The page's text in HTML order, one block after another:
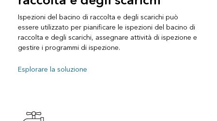
Ispezioni del bacino di raccolta e degli scarichi può
essere utilizzato per pianificare le ispezioni del bacino di
raccolta e degli scarichi, assegnare attività di ispezione e
gestire i programmi di ispezione.
Esplorare la soluzione